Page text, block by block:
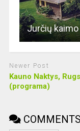
Jurčių
Newer Post
Kauno Naktys,
(programa)
COMMENTS